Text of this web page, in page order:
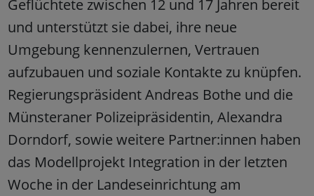
Geflüchtete zwischen 12 und 17 Jahren bereit
und unterstützt sie dabei, ihre neue
Umgebung kennenzulernen, Vertrauen
aufzubauen und soziale Kontakte zu knüpfen.
Regierungspräsident Andreas Bothe und die
Münsteraner Polizeipräsidentin, Alexandra
Dorndorf, sowie weitere Partner:innen haben
das Modellprojekt Integration in der letzten
Woche in der Landeseinrichtung am